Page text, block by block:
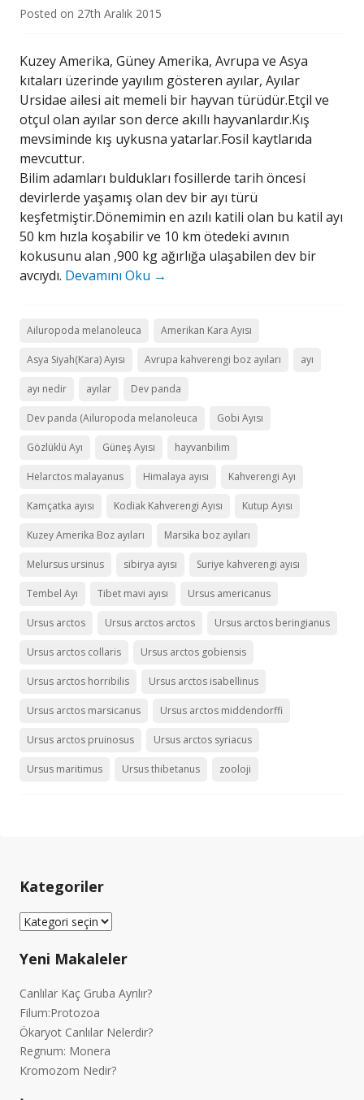
Posted on 27th Aralık 2015
Kuzey Amerika, Güney Amerika, Avrupa ve Asya
kıtaları üzerinde yayılım gösteren ayılar, Ayılar
Ursidae ailesi ait memeli bir hayvan türüdür.Etçil ve
otçul olan ayılar son derce akıllı hayvanlardır.Kış
mevsiminde kış uykusna yatarlar.Fosil kaytlarıda
mevcuttur.
Bilim adamları buldukları fosillerde tarih öncesi
devirlerde yaşamış olan dev bir ayı türü
keşfetmiştir.Dönemimin en azılı katili olan bu katil ayı
50 km hızla koşabilir ve 10 km ötedeki avının
kokusunu alan ,900 kg ağırlığa ulaşabilen dev bir
avcıydı. Devamını Oku →
Ailuropoda melanoleuca Amerikan Kara Ayısı
Asya Siyah(Kara) Ayısı Avrupa kahverengi boz ayıları ayı
ayı nedir ayılar Dev panda
Dev panda (Ailuropoda melanoleuca Gobi Ayısı
Gözlüklü Ayı Güneş Ayısı hayvanbilim
Helarctos malayanus Himalaya ayısı Kahverengi Ayı
Kamçatka ayısı Kodiak Kahverengi Ayısı Kutup Ayısı
Kuzey Amerika Boz ayıları Marsika boz ayıları
Melursus ursinus sibirya ayısı Suriye kahverengi ayısı
Tembel Ayı Tibet mavi ayısı Ursus americanus
Ursus arctos Ursus arctos arctos Ursus arctos beringianus
Ursus arctos collaris Ursus arctos gobiensis
Ursus arctos horribilis Ursus arctos isabellinus
Ursus arctos marsicanus Ursus arctos middendorffi
Ursus arctos pruinosus Ursus arctos syriacus
Ursus maritimus Ursus thibetanus zooloji
Kategoriler
Kategoriler
Yeni Makaleler
Canlılar Kaç Gruba Ayrılır?
Filum:Protozoa
Ökaryot Canlılar Nelerdir?
Regnum: Monera
Kromozom Nedir?